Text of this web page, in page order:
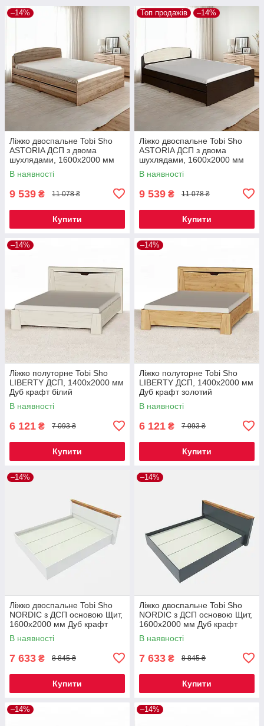
–14%
Ліжко двоспальне Tobi Sho
ASTORIA ДСП з двома
шухлядами, 1600х2000 мм
Дуб сонома/Дуб трюфель
В наявності
9 539 ₴ 11 078 ₴
Купити
Топ продажів –14%
Ліжко двоспальне Tobi Sho
ASTORIA ДСП з двома
шухлядами, 1600х2000 мм
Венге темний/Дуб молочний
В наявності
9 539 ₴ 11 078 ₴
Купити
–14%
Ліжко полуторне Tobi Sho
LIBERTY ДСП, 1400х2000 мм
Дуб крафт білий
В наявності
6 121 ₴ 7 093 ₴
Купити
–14%
Ліжко полуторне Tobi Sho
LIBERTY ДСП, 1400х2000 мм
Дуб крафт золотий
В наявності
6 121 ₴ 7 093 ₴
Купити
–14%
Ліжко двоспальне Tobi Sho
NORDIC з ДСП основою Щит,
1600х2000 мм Дуб крафт
золотий/білий
В наявності
7 633 ₴ 8 845 ₴
Купити
–14%
Ліжко двоспальне Tobi Sho
NORDIC з ДСП основою Щит,
1600х2000 мм Дуб крафт
золотий/графіт
В наявності
7 633 ₴ 8 845 ₴
Купити
–14% –14%